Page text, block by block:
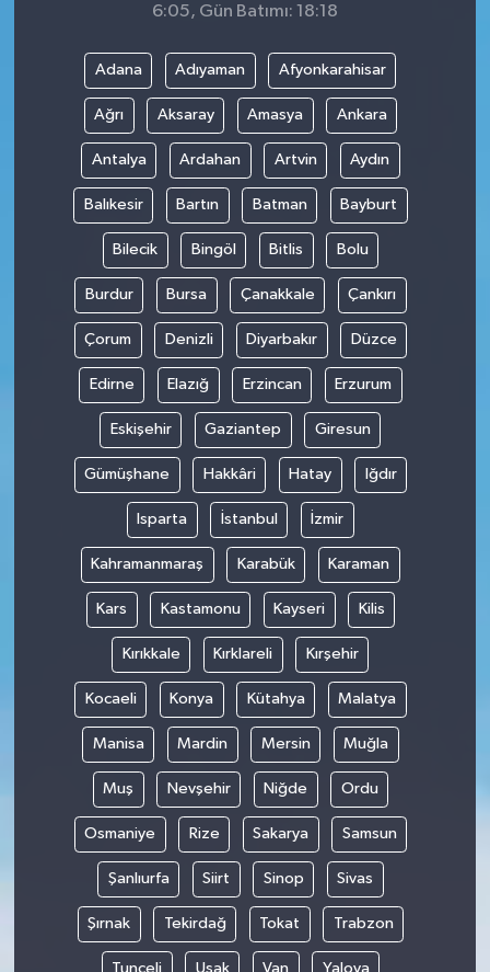
6:05, Gün Batımı: 18:18
Adana Adıyaman Afyonkarahisar
Ağrı Aksaray Amasya Ankara
Antalya Ardahan Artvin Aydın
Balıkesir Bartın Batman Bayburt
Bilecik Bingöl Bitlis Bolu
Burdur Bursa Çanakkale Çankırı
Çorum Denizli Diyarbakır Düzce
Edirne Elazığ Erzincan Erzurum
Eskişehir Gaziantep Giresun
Gümüşhane Hakkâri Hatay Iğdır
Isparta İstanbul İzmir
Kahramanmaraş Karabük Karaman
Kars Kastamonu Kayseri Kilis
Kırıkkale Kırklareli Kırşehir
Kocaeli Konya Kütahya Malatya
Manisa Mardin Mersin Muğla
Muş Nevşehir Niğde Ordu
Osmaniye Rize Sakarya Samsun
Şanlıurfa Siirt Sinop Sivas
Şırnak Tekirdağ Tokat Trabzon
Tunceli Uşak Van Yalova